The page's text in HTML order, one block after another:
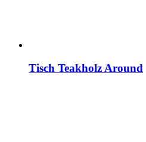
Tisch Teakholz Around